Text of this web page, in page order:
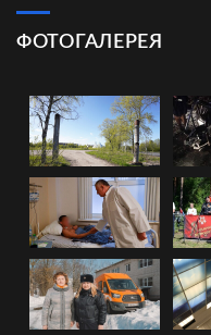
ФОТОГАЛЕРЕЯ